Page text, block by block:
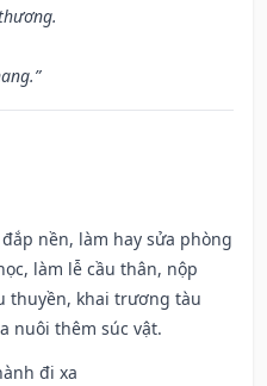
nền, làm hay sửa phòng
làm lễ cầu thân, nộp
thuyền, khai trương tàu
nuôi thêm súc vật.
đi xa